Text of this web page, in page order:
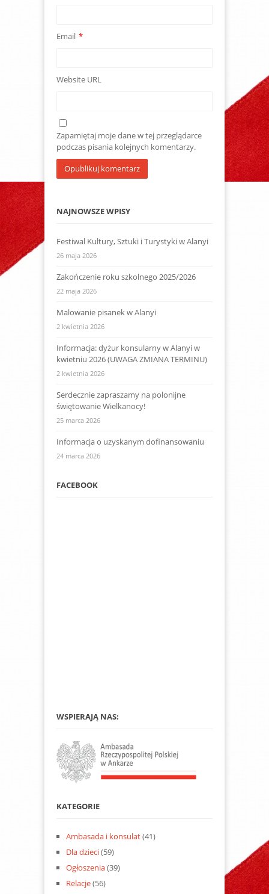
Email *
Website URL
Zapamiętaj moje dane w tej przeglądarce
podczas pisania kolejnych komentarzy.
NAJNOWSZE WPISY
Festiwal Kultury, Sztuki i Turystyki w Alanyi
26 maja 2026
Zakończenie roku szkolnego 2025/2026
22 maja 2026
Malowanie pisanek w Alanyi
2 kwietnia 2026
Informacja: dyżur konsularny w Alanyi w
kwietniu 2026 (UWAGA ZMIANA TERMINU)
2 kwietnia 2026
Serdecznie zapraszamy na polonijne
świętowanie Wielkanocy!
25 marca 2026
Informacja o uzyskanym dofinansowaniu
24 marca 2026
FACEBOOK
WSPIERAJĄ NAS:
KATEGORIE
Ambasada i konsulat(41)
Dla dzieci(59)
Ogłoszenia(39)
Relacje(56)